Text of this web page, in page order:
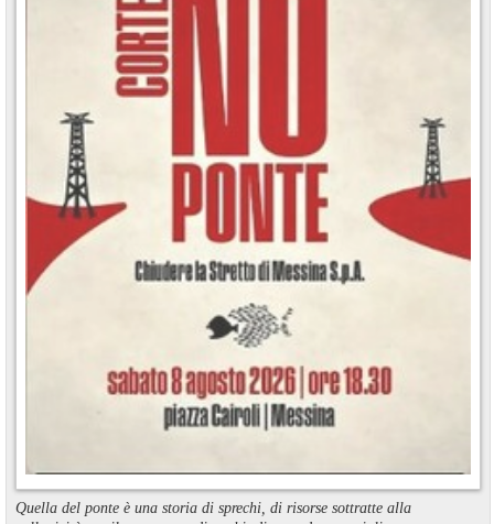
Quella del ponte è una storia di sprechi, di risorse sottratte alla